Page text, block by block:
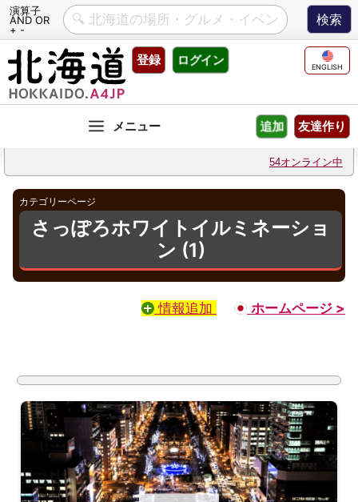
演算子
AND OR
+ -
Skip
content
登録 ログイン ENGLISH
友達作り
追加
54オンライン中
カテゴリーページ
さっぽろホワイトイルミネーショ
ン (1)
情報追加 ホームページ >